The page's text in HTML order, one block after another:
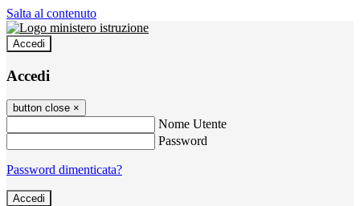
Salta al contenuto
Accedi
Accedi
button close ×
Nome Utente
Password
Password dimenticata?